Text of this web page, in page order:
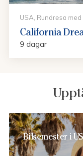
USA, Rundresa
California
9 dagar
Bilsemester i